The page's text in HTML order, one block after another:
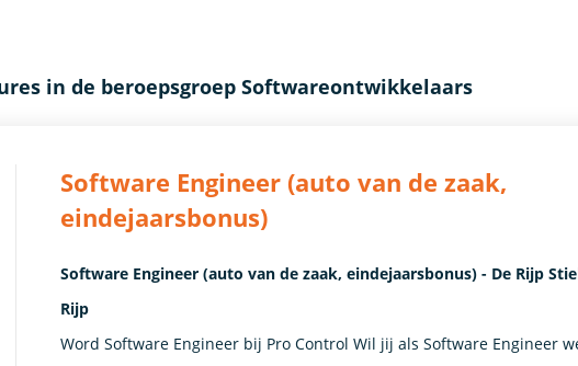
in de beroepsgroep Softwareontwikkelaars
Software Engineer (auto van de zaak,
eindejaarsbonus)
Software Engineer (auto van de zaak, eindejaarsbonus) - De Rijp
Rijp
Word Software Engineer bij Pro Control Wil jij als Software Engineer